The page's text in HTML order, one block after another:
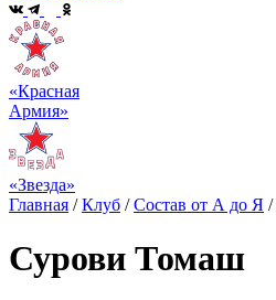
«Красная
Армия»
«Звезда»
Главная /Клуб /Состав от А до Я /
Сурови Томаш